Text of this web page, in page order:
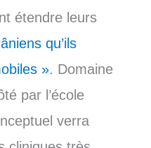
étendre leurs
qu’ils
». Domaine
par l’école
verra